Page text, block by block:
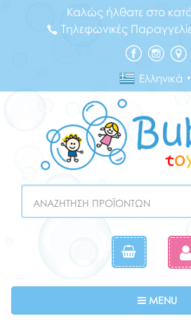
Καλώς ήλθατε στο
Τηλεφωνικές
Ελληνικά ▼
MENU